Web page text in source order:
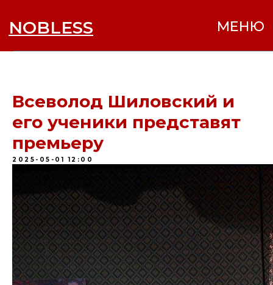
NOBLESS
Всеволод Шиловский и
его ученики представят
премьеру
2025-05-01 12:00